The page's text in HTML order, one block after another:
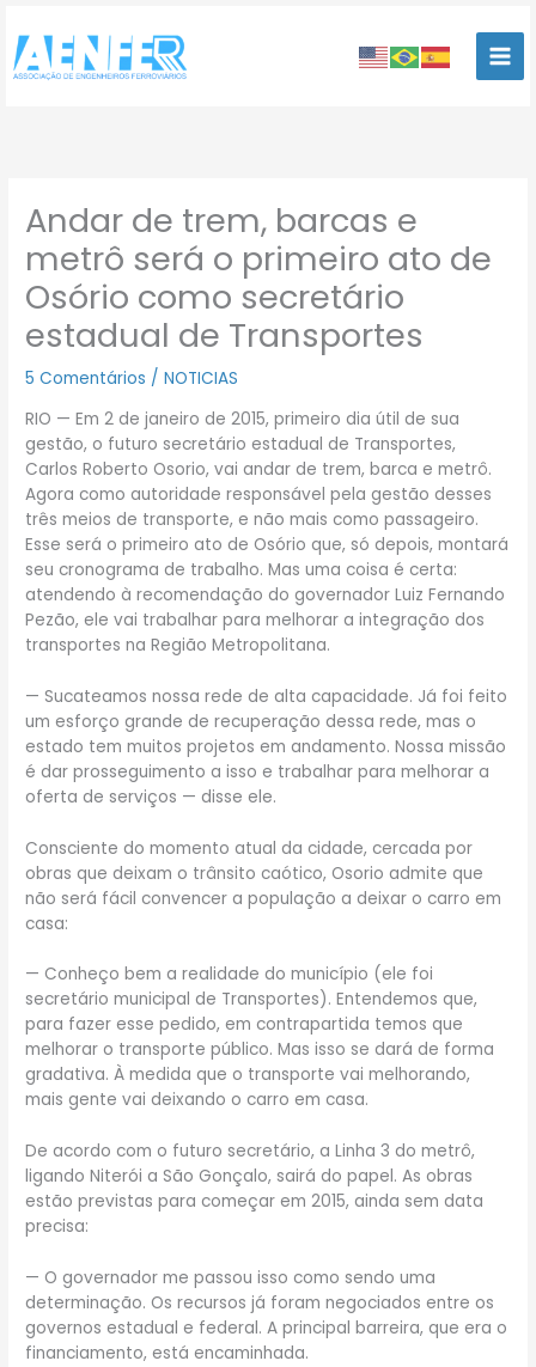
para
conteúdo
Andar de trem, barcas e
metrô será o primeiro ato de
Osório como secretário
estadual de Transportes
5 Comentários /NOTICIAS
RIO — Em 2 de janeiro de 2015, primeiro dia útil de sua
gestão, o futuro secretário estadual de Transportes,
Carlos Roberto Osorio, vai andar de trem, barca e metrô.
Agora como autoridade responsável pela gestão desses
três meios de transporte, e não mais como passageiro.
Esse será o primeiro ato de Osório que, só depois, montará
seu cronograma de trabalho. Mas uma coisa é certa:
atendendo à recomendação do governador Luiz Fernando
Pezão, ele vai trabalhar para melhorar a integração dos
transportes na Região Metropolitana.
— Sucateamos nossa rede de alta capacidade. Já foi feito
um esforço grande de recuperação dessa rede, mas o
estado tem muitos projetos em andamento. Nossa missão
é dar prosseguimento a isso e trabalhar para melhorar a
oferta de serviços — disse ele.
Consciente do momento atual da cidade, cercada por
obras que deixam o trânsito caótico, Osorio admite que
não será fácil convencer a população a deixar o carro em
casa:
— Conheço bem a realidade do município (ele foi
secretário municipal de Transportes). Entendemos que,
para fazer esse pedido, em contrapartida temos que
melhorar o transporte público. Mas isso se dará de forma
gradativa. À medida que o transporte vai melhorando,
mais gente vai deixando o carro em casa.
De acordo com o futuro secretário, a Linha 3 do metrô,
ligando Niterói a São Gonçalo, sairá do papel. As obras
estão previstas para começar em 2015, ainda sem data
precisa:
— O governador me passou isso como sendo uma
determinação. Os recursos já foram negociados entre os
governos estadual e federal. A principal barreira, que era o
financiamento, está encaminhada.